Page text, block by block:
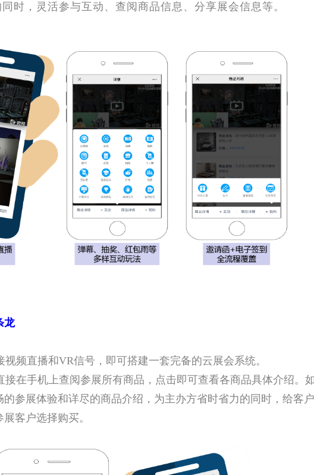
时，灵活参与互动、查阅商品信息、分享展会信息等。
龙
频直播和VR信号，即可搭建一套完备的云展会系统。
在手机上查阅参展所有商品，点击即可查看各商品具体介绍。
参展体验和详尽的商品介绍，为主办方省时省力的同时，给客
客户选择购买。